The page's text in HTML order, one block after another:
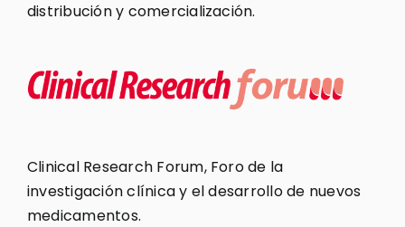
distribución y comercialización.
Clinical Research Forum, Foro de la
investigación clínica y el desarrollo de nuevos
medicamentos.